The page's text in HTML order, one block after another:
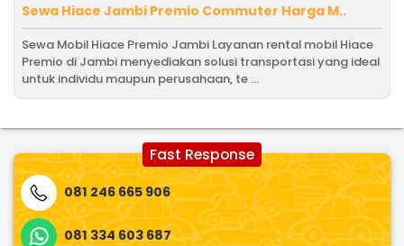
Sewa Hiace Jambi Premio Commuter Harga M..
Sewa Mobil Hiace Premio Jambi Layanan rental mobil Hiace
Premio di Jambi menyediakan solusi transportasi yang ideal
untuk individu maupun perusahaan, te ...
Fast Response
081 246 665 906
081 334 603 687